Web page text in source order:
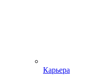
Карьера